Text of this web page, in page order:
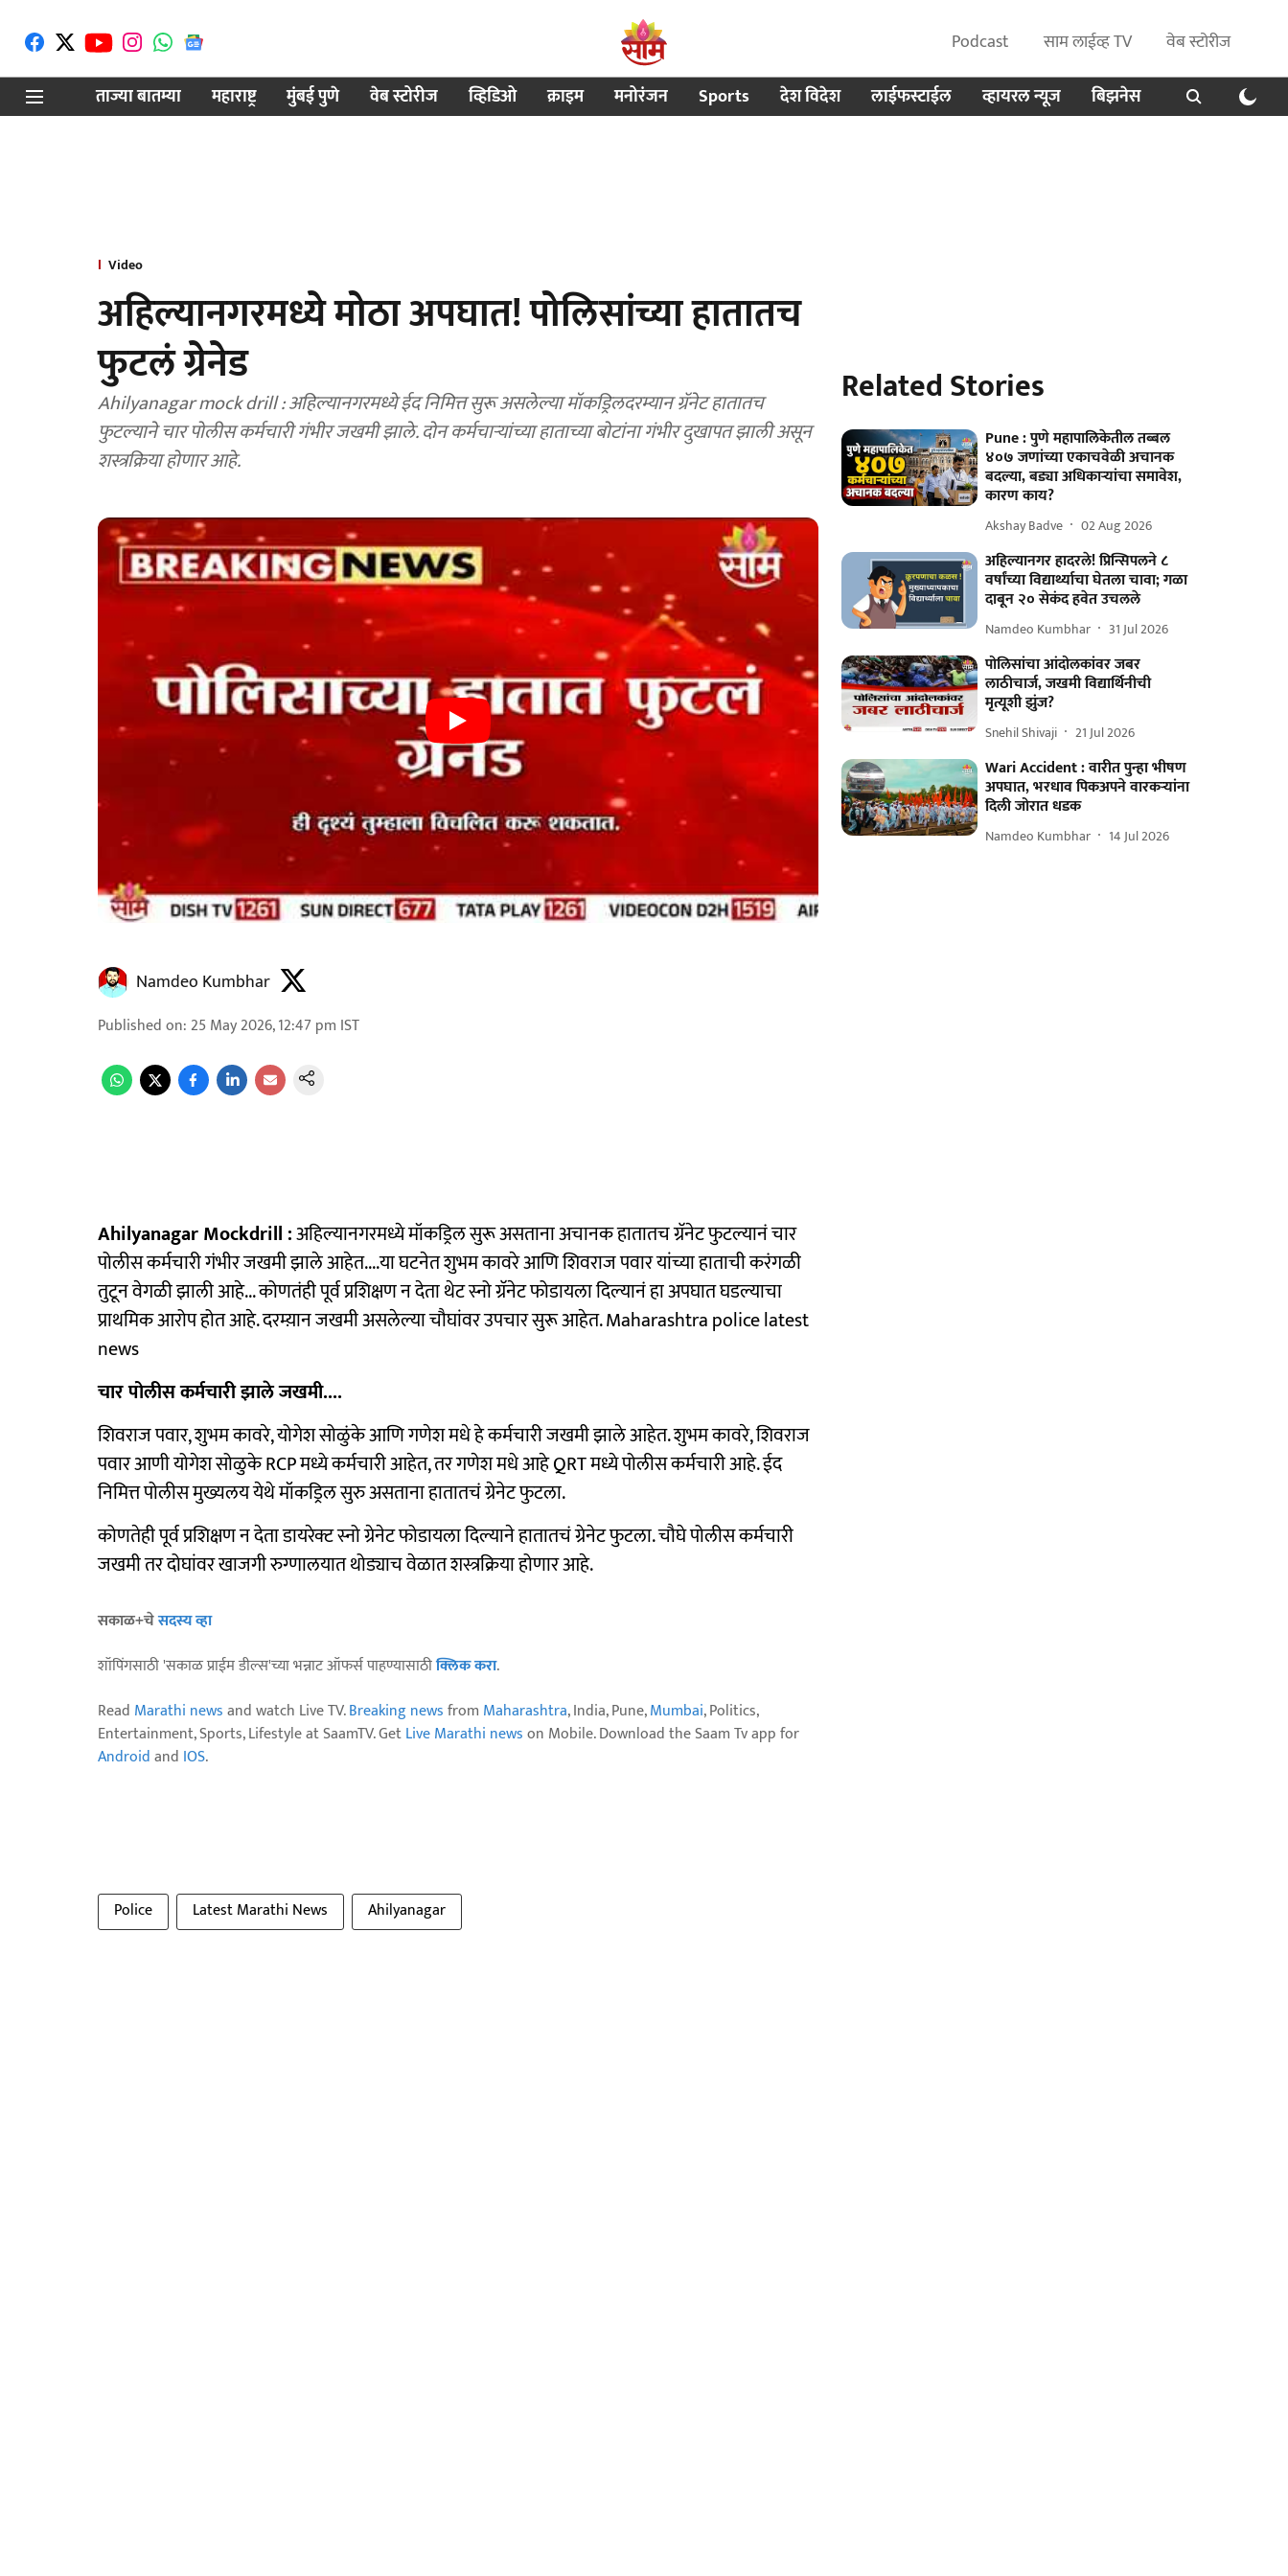
Podcast साम लाईव्ह TV
वेब स्टोरीज
ताज्या बातम्या
महाराष्ट्र मुंबई पुणे वेब स्टोरीज व्हिडिओ क्राइम मनोरंजन Sports देश विदेश लाईफस्टाईल व्हायरल न्यूज बिझनेस
Video
अहिल्यानगरमध्ये मोठा अपघात! पोलिसांच्या हातातच
फुटलं ग्रेनेड
Ahilyanagar mock drill : अहिल्यानगरमध्ये ईद निमित्त सुरू असलेल्या मॉकड्रिलदरम्यान ग्रॅनेट हातातच
फुटल्याने चार पोलीस कर्मचारी गंभीर जखमी झाले. दोन कर्मचाऱ्यांच्या हाताच्या बोटांना गंभीर दुखापत झाली असून
शस्त्रक्रिया होणार आहे.
Namdeo Kumbhar
Published on: 25 May 2026, 12:47 pm IST
Ahilyanagar Mockdrill :अहिल्यानगरमध्ये मॉकड्रिल सुरू असताना अचानक हातातच ग्रॅनेट फुटल्यानं चार
पोलीस कर्मचारी गंभीर जखमी झाले आहेत....या घटनेत शुभम कावरे आणि शिवराज पवार यांच्या हाताची करंगळी
तुटून वेगळी झाली आहे... कोणतंही पूर्व प्रशिक्षण न देता थेट स्नो ग्रॅनेट फोडायला दिल्यानं हा अपघात घडल्याचा
प्राथमिक आरोप होत आहे. दरम्य़ान जखमी असलेल्या चौघांवर उपचार सुरू आहेत. Maharashtra police latest
news
चार पोलीस कर्मचारी झाले जखमी....
शिवराज पवार, शुभम कावरे, योगेश सोळुंके आणि गणेश मधे हे कर्मचारी जखमी झाले आहेत. शुभम कावरे, शिवराज
पवार आणी योगेश सोळुके RCP मध्ये कर्मचारी आहेत, तर गणेश मधे आहे QRT मध्ये पोलीस कर्मचारी आहे. ईद
निमित्त पोलीस मुख्यलय येथे मॉकड्रिल सुरु असताना हातातचं ग्रेनेट फुटला.
कोणतेही पूर्व प्रशिक्षण न देता डायरेक्ट स्नो ग्रेनेट फोडायला दिल्याने हातातचं ग्रेनेट फुटला. चौघे पोलीस कर्मचारी
जखमी तर दोघांवर खाजगी रुग्णालयात थोड्याच वेळात शस्त्रक्रिया होणार आहे.
सकाळ+चेसदस्य व्हा
शॉपिंगसाठी 'सकाळ प्राईम डील्स'च्या भन्नाट ऑफर्स पाहण्यासाठीक्लिक करा.
Read Marathi newsand watch Live TV.Breaking newsfrom Maharashtra, India, Pune,Mumbai, Politics,
Entertainment, Sports, Lifestyle at SaamTV. GetLive Marathi newson Mobile. Download the Saam Tv app for
Androidand IOS.
Police Latest Marathi News Ahilyanagar
Related Stories
Pune : पुणे महापालिकेतील तब्बल
४०७ जणांच्या एकाचवेळी अचानक
बदल्या, बड्या अधिकाऱ्यांचा समावेश,
कारण काय?
Akshay Badve 02 Aug 2026
अहिल्यानगर हादरले! प्रिन्सिपलने ८
वर्षांच्या विद्यार्थ्याचा घेतला चावा; गळा
दाबून २० सेकंद हवेत उचलले
Namdeo Kumbhar 31 Jul 2026
पोलिसांचा आंदोलकांवर जबर
लाठीचार्ज, जखमी विद्यार्थिनीची
मृत्यूशी झुंज?
Snehil Shivaji 21 Jul 2026
Wari Accident : वारीत पुन्हा भीषण
अपघात, भरधाव पिकअपने वारकऱ्यांना
दिली जोरात धडक
Namdeo Kumbhar 14 Jul 2026